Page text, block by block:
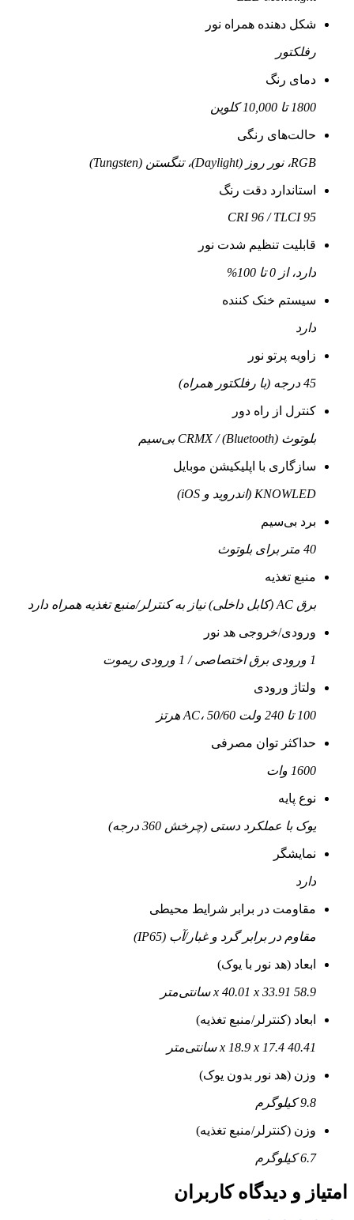
شکل دهنده همراه نور
رفلکتور
دمای رنگ
1800 تا 10,000 کلوین
حالت‌های رنگی
RGB، نور روز (Daylight)، تنگستن (Tungsten)
استاندارد دقت رنگ
CRI 96 / TLCI 95
قابلیت تنظیم شدت نور
دارد، از 0 تا 100%
سیستم خنک کننده
دارد
زاویه پرتو نور
45 درجه (با رفلکتور همراه)
کنترل از راه دور
بلوتوث (Bluetooth) / CRMX بی‌سیم
سازگاری با اپلیکیشن موبایل
KNOWLED (اندروید و iOS)
برد بی‌سیم
40 متر برای بلوتوث
منبع تغذیه
برق AC (کابل داخلی) نیاز به کنترلر/منبع تغذیه همراه دارد
ورودی/خروجی هد نور
1 ورودی برق اختصاصی / 1 ورودی ریموت
ولتاژ ورودی
100 تا 240 ولت AC، 50/60 هرتز
حداکثر توان مصرفی
1600 وات
نوع پایه
یوک با عملکرد دستی (چرخش 360 درجه)
نمایشگر
دارد
مقاومت در برابر شرایط محیطی
مقاوم در برابر گرد و غبار/آب (IP65)
ابعاد (هد نور با یوک)
58.9 x 40.01 x 33.91 سانتی‌متر
ابعاد (کنترلر/منبع تغذیه)
40.41 x 18.9 x 17.4 سانتی‌متر
وزن (هد نور بدون یوک)
9.8 کیلوگرم
وزن (کنترلر/منبع تغذیه)
6.7 کیلوگرم
امتیاز و دیدگاه کاربران